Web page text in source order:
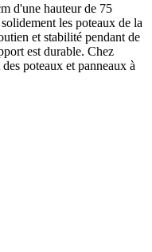
d'une hauteur de 75
les poteaux de la
et stabilité pendant de
est durable. Chez
poteaux et panneaux à